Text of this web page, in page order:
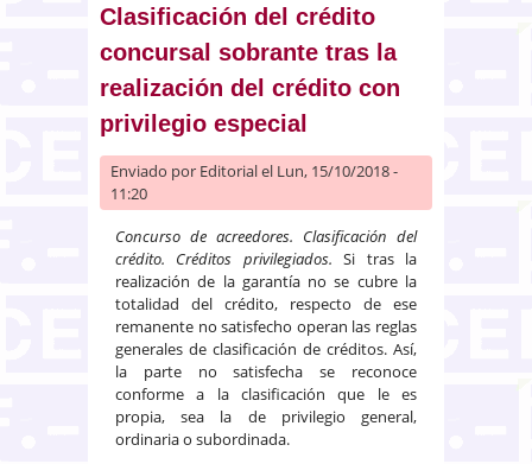
anterior a la Ley de Navegación
Marítima
Clasificación del crédito
concursal sobrante tras la
realización del crédito con
privilegio especial
Enviado por Editorialel Lun, 15/10/2018 -
11:20
Concurso de acreedores. Clasificación del
crédito. Créditos privilegiados.Si tras la
realización de la garantía no se cubre la
totalidad del crédito, respecto de ese
remanente no satisfecho operan las reglas
generales de clasificación de créditos. Así,
la parte no satisfecha se reconoce
conforme a la clasificación que le es
propia, sea la de privilegio general,
ordinaria o subordinada.